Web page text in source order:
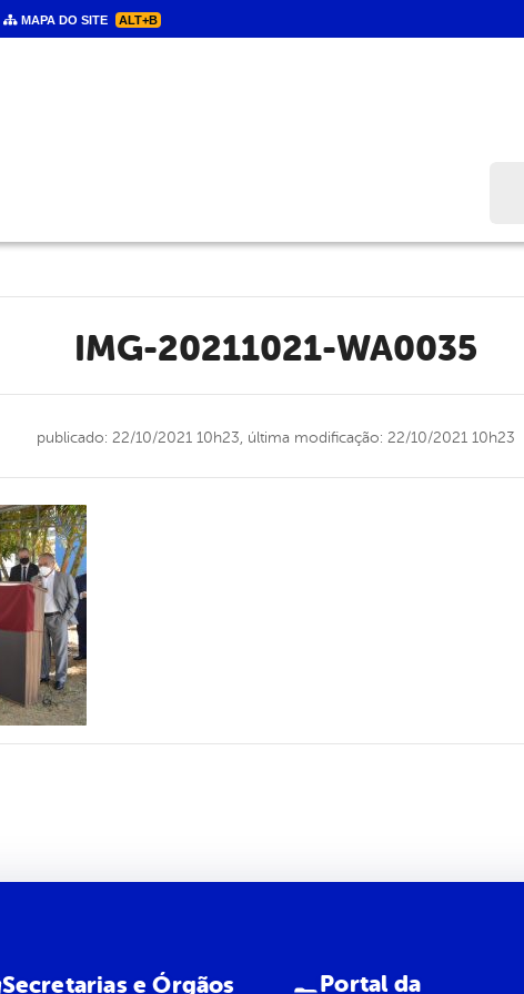
MAPA DO SITE ALT+B
IMG-20211021-WA0035
publicado: 22/10/2021 10h23, última modificação: 22/10/2021 10h23
Secretarias e Órgãos
Portal da